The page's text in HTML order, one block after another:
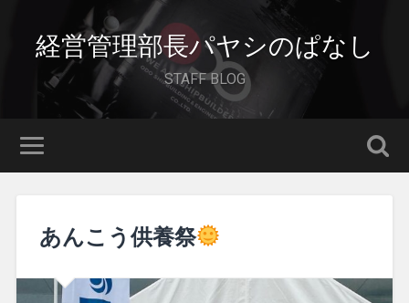
経営管理部長パヤシのぱなし
STAFF BLOG
あんこう供養祭